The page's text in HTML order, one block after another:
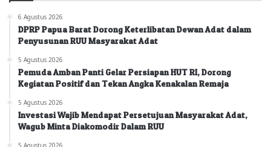
6 Agustus 2026
DPRP Papua Barat Dorong Keterlibatan Dewan Adat dalam
Penyusunan RUU Masyarakat Adat
5 Agustus 2026
Pemuda Amban Panti Gelar Persiapan HUT RI, Dorong
Kegiatan Positif dan Tekan Angka Kenakalan Remaja
5 Agustus 2026
Investasi Wajib Mendapat Persetujuan Masyarakat Adat,
Wagub Minta Diakomodir Dalam RUU
5 Agustus 2026